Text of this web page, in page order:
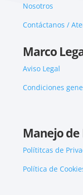
Nosotros
Contáctanos /
Marco
Aviso Legal
Condiciones
Manejo de
Polítitcas de
Política de